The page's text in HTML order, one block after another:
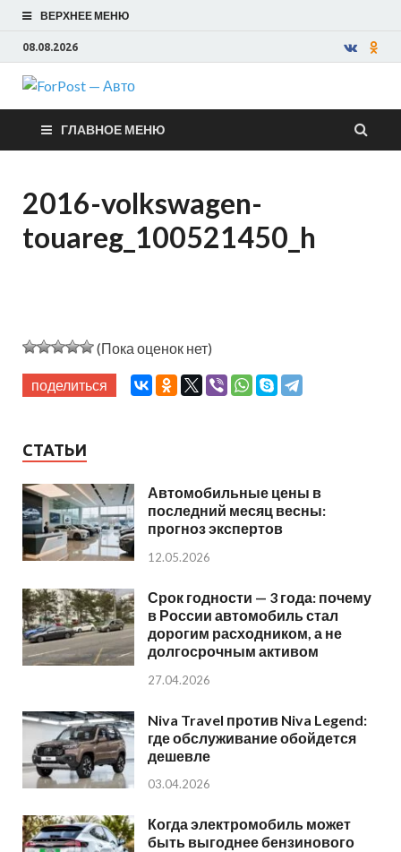
ВЕРХНЕЕ МЕНЮ
08.08.2026
ForPost —
Авто
ГЛАВНОЕ МЕНЮ
2016-volkswagen-
touareg_100521450_h
(Пока оценок нет)
поделиться
СТАТЬИ
Автомобильные цены в
последний месяц весны:
прогноз экспертов
12.05.2026
Срок годности — 3 года: почему
в России автомобиль стал
дорогим расходником, а не
долгосрочным активом
27.04.2026
Niva Travel против Niva Legend:
где обслуживание обойдется
дешевле
03.04.2026
Когда электромобиль может
быть выгоднее бензинового